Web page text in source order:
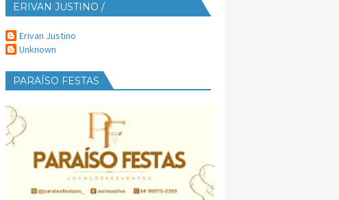
ERIVAN JUSTINO /
Erivan Justino
Unknown
PARAÍSO FESTAS